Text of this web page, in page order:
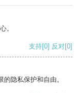
。
支持[0] 反对[0]
隐私保护和自由。